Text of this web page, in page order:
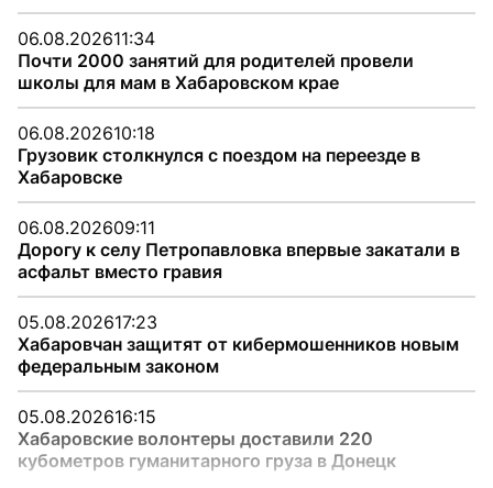
06.08.202611:34
Почти 2000 занятий для родителей провели
школы для мам в Хабаровском крае
06.08.202610:18
Грузовик столкнулся с поездом на переезде в
Хабаровске
06.08.202609:11
Дорогу к селу Петропавловка впервые закатали в
асфальт вместо гравия
05.08.202617:23
Хабаровчан защитят от кибермошенников новым
федеральным законом
05.08.202616:15
Хабаровские волонтеры доставили 220
кубометров гуманитарного груза в Донецк